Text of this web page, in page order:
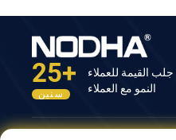
25+
سنين
جلب القيمة للعملاء
النمو مع العملاء